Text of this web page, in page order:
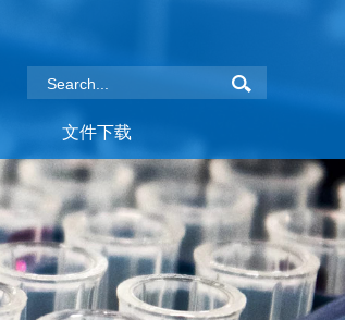
文件下载